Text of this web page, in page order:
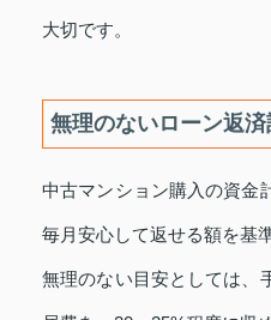
大切です。
無理のないローン返済
中古マンション購入の資金
毎月安心して返せる額を基
無理のない目安としては、